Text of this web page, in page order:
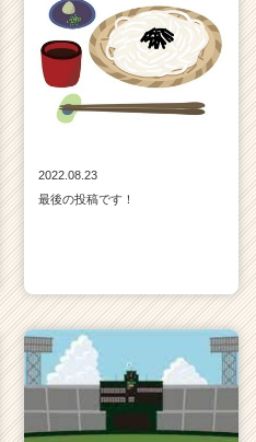
2022.08.23
最後の投稿です！